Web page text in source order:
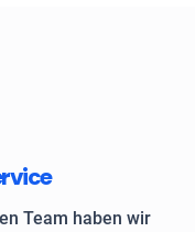
Team haben wir